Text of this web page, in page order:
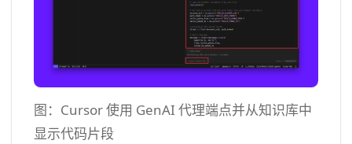
图：Cursor 使用 GenAI 代理端点并从知识库中
显示代码片段